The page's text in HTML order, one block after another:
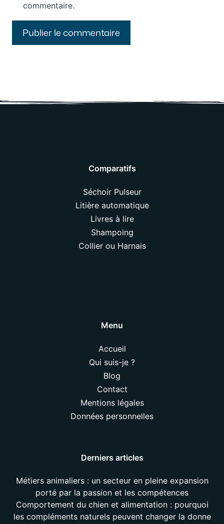
commentaire.
Comparatifs
Séchoir Pulseur
Litière automatique
Livres à lire
Shampoing
Collier ou Harnais
Menu
Accueil
Qui suis-je ?
Blog
Contact
Mentions légales
Données personnelles
Derniers articles
Métiers animaliers : un secteur en pleine expansion
porté par la passion et les compétences
Comportement du chien et alimentation : pourquoi
les compléments naturels peuvent changer la donne